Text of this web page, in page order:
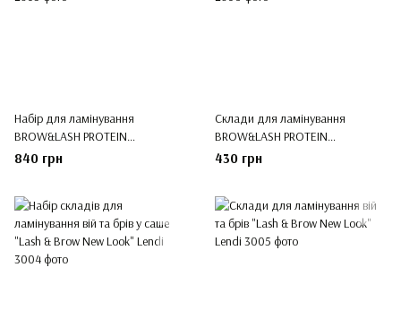
Набір для ламінування
BROW&LASH PROTEIN
RECONSTRUCTION SYSTEM
COLOR LAB EMOTION ZOLA
840 грн
Склади для ламінування
BROW&LASH PROTEIN
RECONSTRUCTION SYSTEM
COLOR LAB EMOTION ZOLA
430 грн